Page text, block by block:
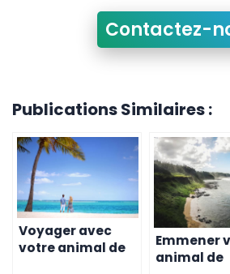
Contactez-
Publications Similaires :
Voyager avec
votre animal de
Emmener
animal de